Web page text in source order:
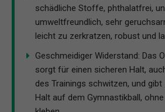
schädliche Stoffe, phthalatfrei,
umweltfreundlich, sehr
leicht zu zerkratzen, robust und
Geschmeidiger Widerstand: Das
sorgt für einen sicheren Halt,
des Trainings schwitzen, und gibt
Halt auf dem Gymnastikball,